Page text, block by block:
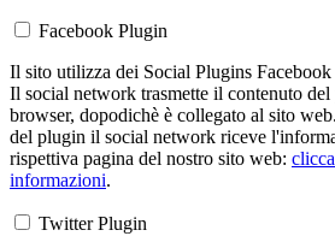
Facebook Plugin
Il sito utilizza dei Social Plugins
Il social network trasmette il contenuto
browser, dopodichè è collegato al sito
del plugin il social network riceve
rispettiva pagina del nostro sito web:
informazioni.
Twitter Plugin